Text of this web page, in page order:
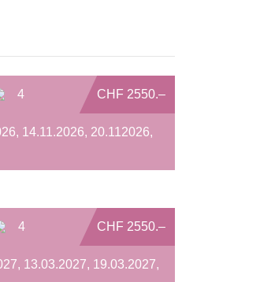
4 CHF 2550.–
14.11.2026, 20.112026,
4 CHF 2550.–
13.03.2027, 19.03.2027,